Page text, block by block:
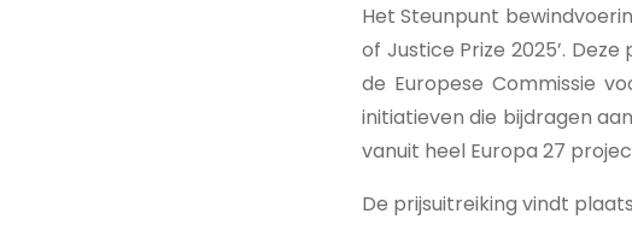
Het Steunpunt
of Justice Prize 2025’.
de Europese Commissie
initiatieven die bijdragen
vanuit heel Europa 27
De prijsuitreiking vindt